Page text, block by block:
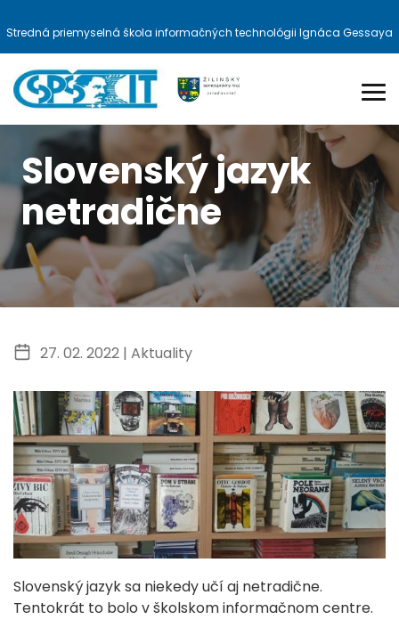
Stredná priemyselná škola informačných technológii Ignáca Gessaya
Slovenský jazyk
netradične
27. 02. 2022 | Aktuality
Slovenský jazyk sa niekedy učí aj netradične.
Tentokrát to bolo v školskom informačnom centre.